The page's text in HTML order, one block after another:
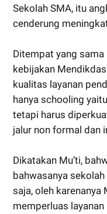
Sekolah SMA, itu
cenderung
Ditempat yang sama
kebijakan
kualitas layanan
hanya schooling
tetapi harus
jalur non formal dan
Dikatakan Mu’ti,
bahwasanya
saja, oleh
memperluas